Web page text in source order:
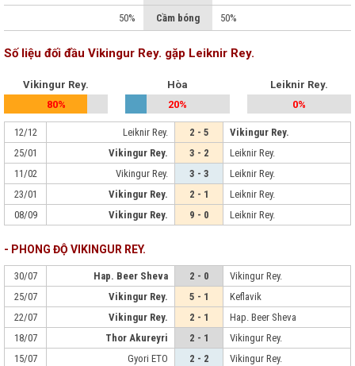
50% Cầm bóng 50%
Số liệu đối đầu Vikingur Rey. gặp Leiknir Rey.
Vikingur Rey.
80%
Hòa
20%
Leiknir Rey.
0%
12/12 Leiknir Rey. 2 - 5
Vikingur Rey.
25/01
Vikingur Rey. 3 - 2
Leiknir Rey.
11/02
Vikingur Rey. 3 - 3
Leiknir Rey.
23/01
Vikingur Rey. 2 - 1
Leiknir Rey.
08/09
Vikingur Rey. 9 - 0 Leiknir Rey.
- PHONG ĐỘ VIKINGUR REY.
30/07 Hap. Beer Sheva 2 - 0
Vikingur Rey.
25/07
Vikingur Rey. 5 - 1
Keflavik
22/07
Vikingur Rey. 2 - 1
Hap. Beer Sheva
18/07
Thor Akureyri 2 - 1
Vikingur Rey.
15/07
Gyori ETO 2 - 2 Vikingur Rey.